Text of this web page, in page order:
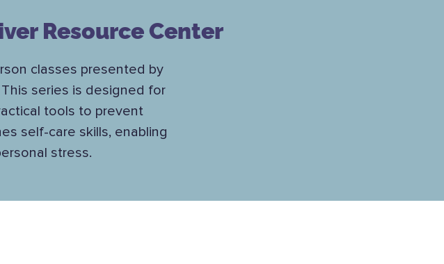
Resource Center
classes presented by
series is designed for
tools to prevent
self-care skills, enabling
stress.